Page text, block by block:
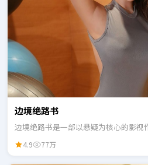
边境绝路书
边境绝路书是一部以悬疑为核心的影视
4.9 77万